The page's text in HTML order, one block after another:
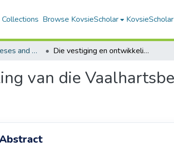
Browse KovsieScholar
All Electronic Theses and Dissertations Die vestiging en ontwikkeling van die Vaalhartsbesproeiingskema 1938-1990
van die